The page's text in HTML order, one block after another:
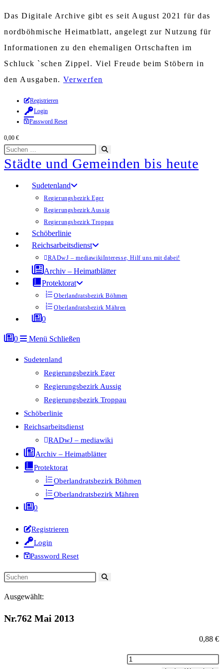
Das Digitale Archive gibt es seit August 2021 für das
nordböhmische Heimatblatt, angelegt zur Nutzung für
Informationen zu den ehemaligen Ortschaften im
Schluck `schen Zippel. Viel Freude beim Stöbern in
den Ausgaben. Verwerfen
Zum
Inhalt
springen
Registrieren
Login
Password Reset
0,00 €
Diese
Website
durchsuchen
starten
Städte und Gemeinden bis heute
Sudetenland
Regierungsbezirk Eger
Regierungsbezirk Aussig
Regierungsbezirk Troppau
Schöberlinie
Reichsarbeitsdienst
RADwJ – mediawikiInteresse, Hilf uns mit dabei!
Archiv – Heimatblätter
Protektorat
Oberlandratsbezirk Böhmen
Oberlandratsbezirk Mähren
0
0 Menü Schließen
Sudetenland
Regierungsbezirk Eger
Regierungsbezirk Aussig
Regierungsbezirk Troppau
Schöberlinie
Reichsarbeitsdienst
RADwJ – mediawiki
Archiv – Heimatblätter
Protektorat
Oberlandratsbezirk Böhmen
Oberlandratsbezirk Mähren
0
Registrieren
Login
Password Reset
Diese
durchsuchen
Ausgewählt:
Nr.762 Mai 2013
0,88 €
Nr.762